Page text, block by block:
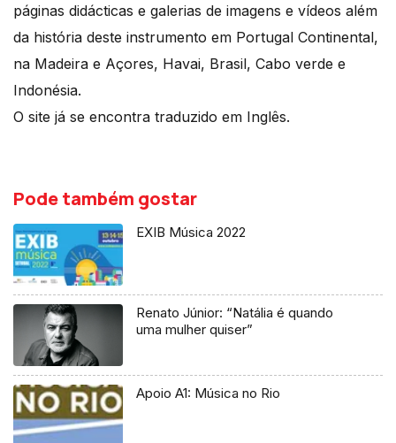
páginas didácticas e galerias de imagens e vídeos além
da história deste instrumento em Portugal Continental,
na Madeira e Açores, Havai, Brasil, Cabo verde e
Indonésia.
O site já se encontra traduzido em Inglês.
Pode também gostar
EXIB Música 2022
Renato Júnior: “Natália é quando
uma mulher quiser”
Apoio A1: Música no Rio